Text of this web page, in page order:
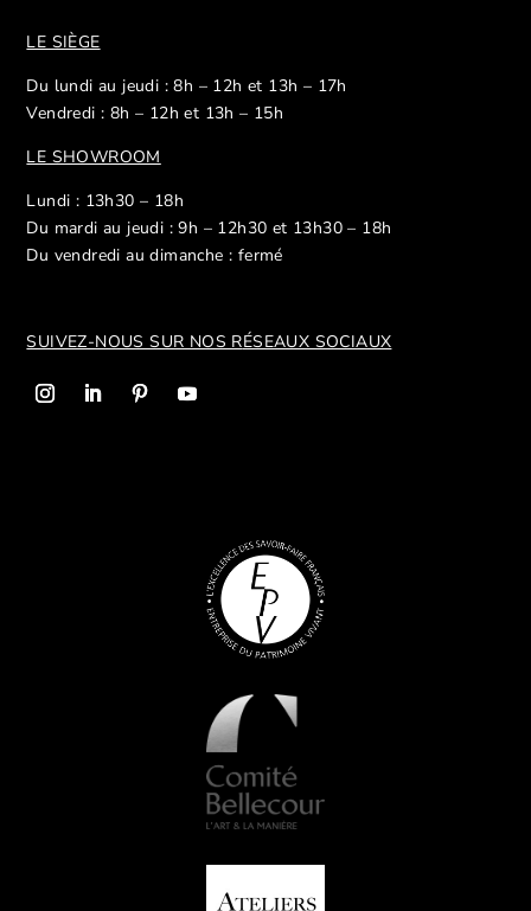
LE SIÈGE
Du lundi au jeudi : 8h – 12h et 13h – 17h
Vendredi : 8h – 12h et 13h – 15h
LE SHOWROOM
Lundi : 13h30 – 18h
Du mardi au jeudi : 9h – 12h30 et 13h30 – 18h
Du vendredi au dimanche : fermé
SUIVEZ-NOUS SUR NOS RÉSEAUX SOCIAUX